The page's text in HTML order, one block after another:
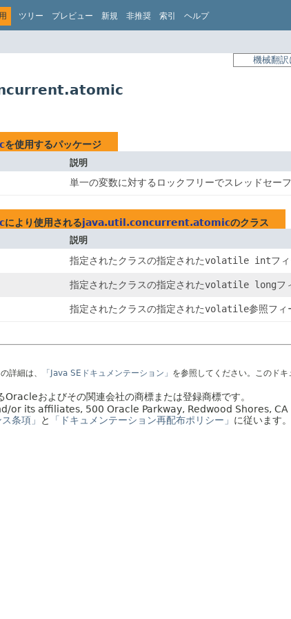
ツリー プレビュー 新規 非推奨 索引 ヘルプ
機械翻訳
を使用するパッケージ
説明
単一の変数に対するロックフリーでスレッドセー
により使用されるjava.util.concurrent.atomicのクラス
説明
指定されたクラスの指定されたvolatile intフ
指定されたクラスの指定されたvolatile longフ
指定されたクラスの指定されたvolatile参照フィ
詳細は、
「Java SEドキュメンテーション」 を参照してください。このド
およびその関連会社の商標または登録商標です。
its affiliates, 500 Oracle Parkway, Redwood Shores, CA
条項」 と 「ドキュメンテーション再配布ポリシー」 に従います。